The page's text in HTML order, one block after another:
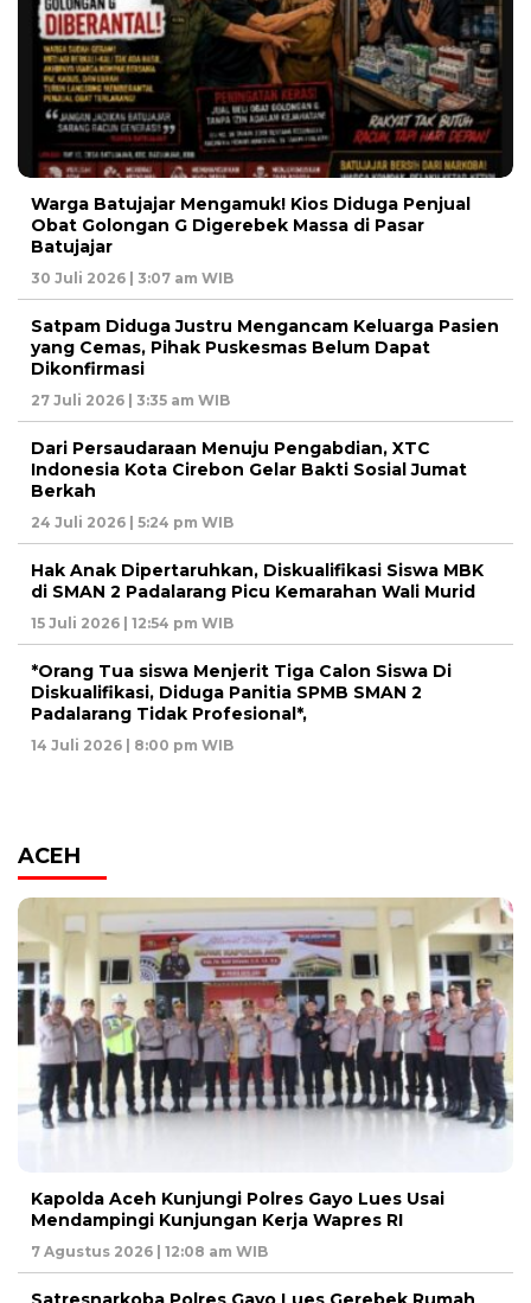
Warga Batujajar Mengamuk! Kios Diduga Penjual
Obat Golongan G Digerebek Massa di Pasar
Batujajar
30 Juli 2026 | 3:07 am WIB
Satpam Diduga Justru Mengancam Keluarga Pasien
yang Cemas, Pihak Puskesmas Belum Dapat
Dikonfirmasi
27 Juli 2026 | 3:35 am WIB
Dari Persaudaraan Menuju Pengabdian, XTC
Indonesia Kota Cirebon Gelar Bakti Sosial Jumat
Berkah
24 Juli 2026 | 5:24 pm WIB
Hak Anak Dipertaruhkan, Diskualifikasi Siswa MBK
di SMAN 2 Padalarang Picu Kemarahan Wali Murid
15 Juli 2026 | 12:54 pm WIB
*Orang Tua siswa Menjerit Tiga Calon Siswa Di
Diskualifikasi, Diduga Panitia SPMB SMAN 2
Padalarang Tidak Profesional*,
14 Juli 2026 | 8:00 pm WIB
ACEH
Kapolda Aceh Kunjungi Polres Gayo Lues Usai
Mendampingi Kunjungan Kerja Wapres RI
7 Agustus 2026 | 12:08 am WIB